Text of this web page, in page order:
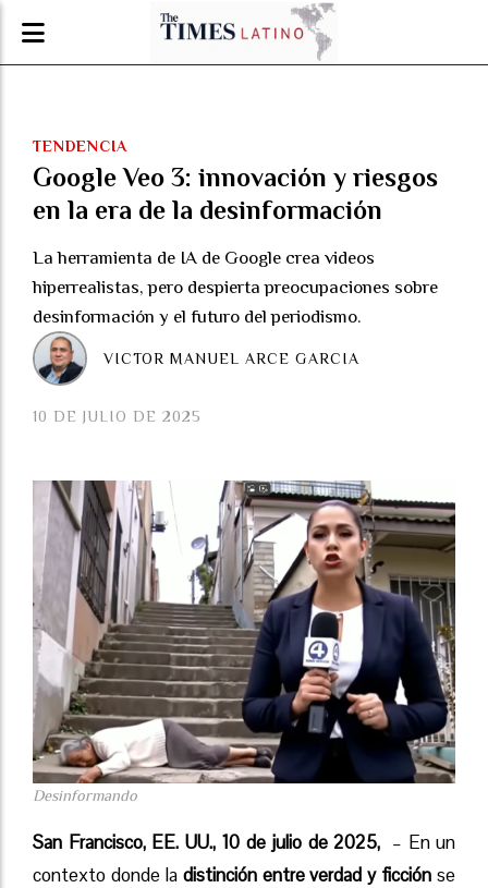
Google Veo 3: innovación y riesgos
en la era de la desinformación
La herramienta de IA de Google crea videos
hiperrealistas, pero despierta preocupaciones sobre
desinformación y el futuro del periodismo.
TENDENCIA
10 DE JULIO DE 2025
VICTOR MANUEL ARCE GARCIA
Desinformando
San Francisco, EE. UU., 10 de julio de 2025, – En un
contexto donde la distinción entre verdad y ficción se